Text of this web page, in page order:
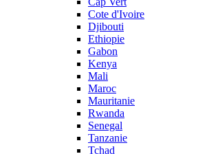
Cote d'Ivoire
Djibouti
Ethiopie
Gabon
Kenya
Mali
Maroc
Mauritanie
Rwanda
Senegal
Tanzanie
Tchad